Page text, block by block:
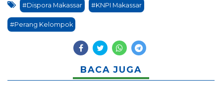
#Dispora Makassar #KNPI Makassar
#Perang Kelompok
BACA JUGA